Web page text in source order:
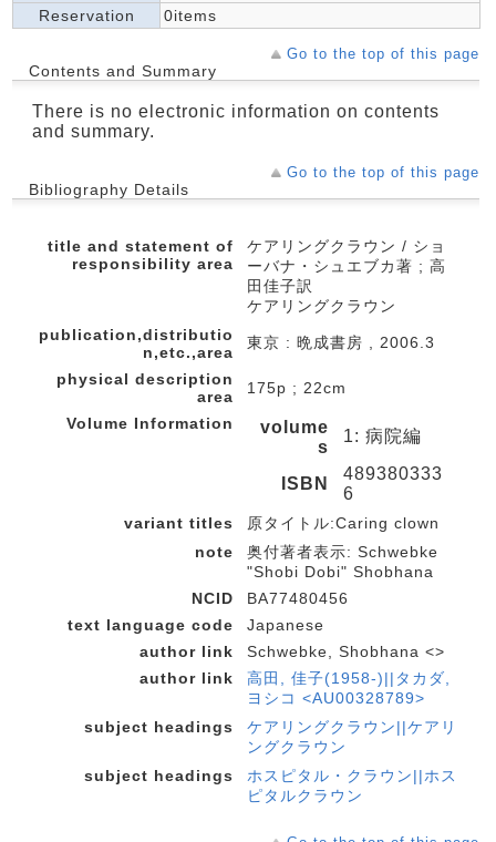
Reservation
0items
Go to the top of this page
Contents and Summary
There is no electronic information on contents
and summary.
Go to the top of this page
Bibliography Details
title and statement of
responsibility area
ケアリングクラウン / ショ
ーバナ・シュエブカ著 ; 高
田佳子訳
ケアリングクラウン
publication,distributio
n,etc.,area
東京 : 晩成書房 , 2006.3
physical description
area
175p ; 22cm
Volume Information
volume
s
1: 病院編
ISBN
489380333
6
variant titles
原タイトル:Caring clown
note
奥付著者表示: Schwebke
"Shobi Dobi" Shobhana
NCID
BA77480456
text language code
Japanese
author link
Schwebke, Shobhana <>
author link
高田, 佳子(1958-)||タカダ,
ヨシコ <AU00328789>
subject headings
ケアリングクラウン||ケアリ
ングクラウン
subject headings
ホスピタル・クラウン||ホス
ピタルクラウン